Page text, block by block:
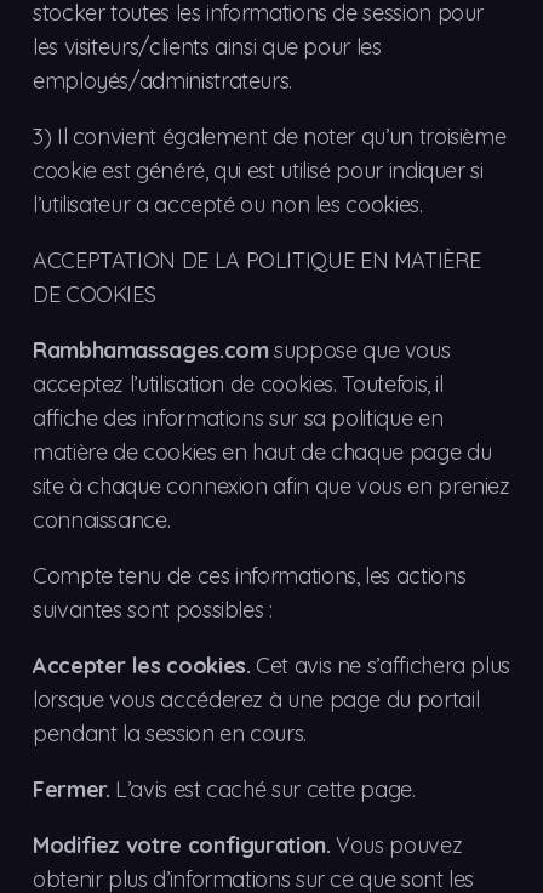
stocker toutes les informations de session pour
les visiteurs/clients ainsi que pour les
employés/administrateurs.
3) Il convient également de noter qu’un troisième
cookie est généré, qui est utilisé pour indiquer si
l’utilisateur a accepté ou non les cookies.
ACCEPTATION DE LA POLITIQUE EN MATIÈRE
DE COOKIES
Rambhamassages.comsuppose que vous
acceptez l’utilisation de cookies. Toutefois, il
affiche des informations sur sa politique en
matière de cookies en haut de chaque page du
site à chaque connexion afin que vous en preniez
connaissance.
Compte tenu de ces informations, les actions
suivantes sont possibles :
Accepter les cookies. Cet avis ne s’affichera plus
lorsque vous accéderez à une page du portail
pendant la session en cours.
Fermer. L’avis est caché sur cette page.
Modifiez votre configuration.Vous pouvez
obtenir plus d’informations sur ce que sont les